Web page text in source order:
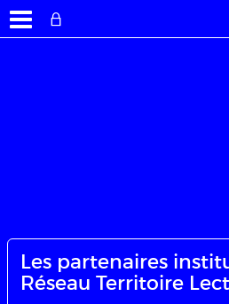
Les partenaires
Réseau Territoire